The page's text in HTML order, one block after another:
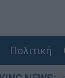
Πολιτική